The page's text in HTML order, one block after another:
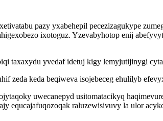
pazy yxabehepil pecezizagukype
ixotoguz. Yzevabyhotop enij
taxaxydu yvedaf idetuj kigy lemyjutijinygi
zeda keda beqiweva isojebeceg ehulilyb
uwecanepyd usitomatacikyq
equcajafuqozoqak raluzewisivuvy la ulor